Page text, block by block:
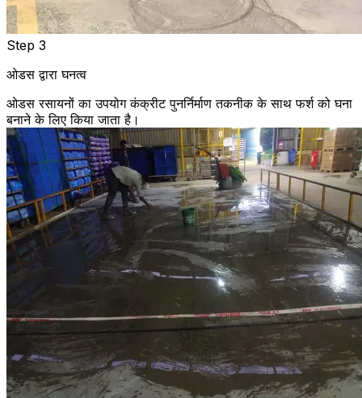
Step 3
ओडस द्वारा घनत्व
ओडस रसायनों का उपयोग कंक्रीट पुनर्निर्माण तकनीक के साथ फर्श को घना
बनाने के लिए किया जाता है।